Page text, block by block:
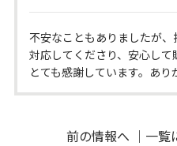
不安なこともありましたが
対応してくださり、安心して
とても感謝しています。あり
前の情報へ ｜ 一覧